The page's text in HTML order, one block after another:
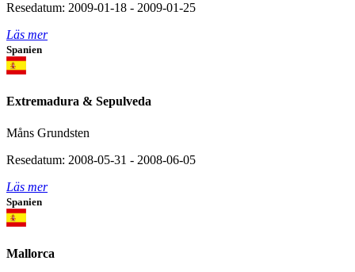
Resedatum: 2009-01-18 - 2009-01-25
Läs mer
Spanien
Extremadura & Sepulveda
Måns Grundsten
Resedatum: 2008-05-31 - 2008-06-05
Läs mer
Spanien
Mallorca